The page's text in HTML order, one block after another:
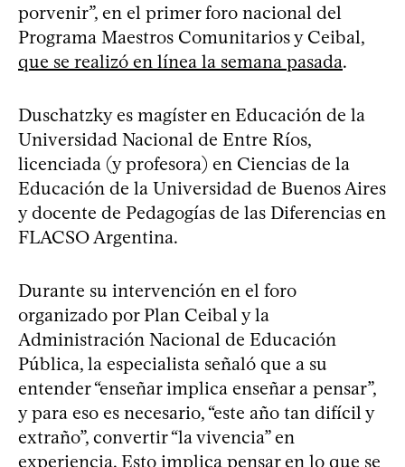
porvenir”, en el primer foro nacional del
Programa Maestros Comunitarios y Ceibal,
que se realizó en línea la semana pasada.
Duschatzky es magíster en Educación de la
Universidad Nacional de Entre Ríos,
licenciada (y profesora) en Ciencias de la
Educación de la Universidad de Buenos Aires
y docente de Pedagogías de las Diferencias en
FLACSO Argentina.
Durante su intervención en el foro
organizado por Plan Ceibal y la
Administración Nacional de Educación
Pública, la especialista señaló que a su
entender “enseñar implica enseñar a pensar”,
y para eso es necesario, “este año tan difícil y
extraño”, convertir “la vivencia” en
experiencia. Esto implica pensar en lo que se